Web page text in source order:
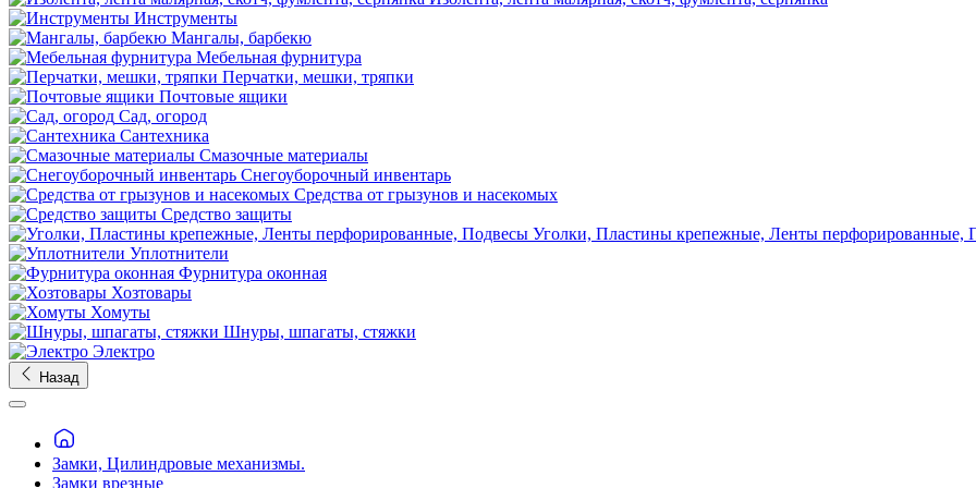
Инструменты
Мангалы, барбекю
Мебельная фурнитура
Перчатки, мешки, тряпки
Почтовые ящики
Сад, огород
Сантехника
Смазочные материалы
Снегоуборочный инвентарь
Средства от грызунов и насекомых
Средство защиты
Уголки, Пластины крепежные, Ленты перфорированные,
Уплотнители
Фурнитура оконная
Хозтовары
Хомуты
Шнуры, шпагаты, стяжки
Электро
Назад
Замки, Цилиндровые механизмы.
Замки врезные